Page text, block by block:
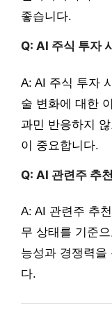
좋습니다.
Q: AI 주식 투자
A: AI 주식 투자
술 변화에 대한
과민 반응하지
이 중요합니다.
Q: AI 관련주 추
A: AI 관련주 추
무 상태를 기준
능성과 경쟁력을
다.